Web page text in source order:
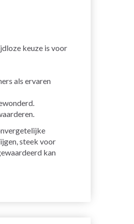
keuze is voor
als ervaren
steek voor
kan